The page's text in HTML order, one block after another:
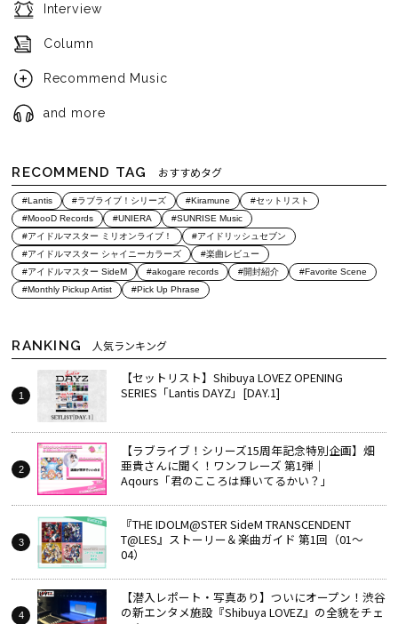
Interview
Column
Recommend Music
and more
RECOMMEND TAG おすすめタグ
#Lantis #ラブライブ！シリーズ #Kiramune
#セットリスト
#MoooD Records
#UNIERA
#SUNRISE Music
#アイドルマスター ミリオンライブ！
#アイドリッシュセブン
#アイドルマスター シャイニーカラーズ
#楽曲レビュー
#アイドルマスター SideM
#akogare records #開封紹介
#Favorite Scene
#Monthly Pickup Artist
#Pick Up Phrase
RANKING 人気ランキング
【セットリスト】Shibuya LOVEZ OPENING
SERIES「Lantis DAYZ」[DAY.1]
【ラブライブ！シリーズ15周年記念特別企画】畑
亜貴さんに聞く！ワンフレーズ 第1弾｜
Aqours「君のこころは輝いてるかい？」
『THE IDOLM@STER SideM TRANSCENDENT
T@LES』ストーリー＆楽曲ガイド 第1回（01～
04）
【潜入レポート・写真あり】ついにオープン！渋谷
の新エンタメ施設『Shibuya LOVEZ』の全貌をチェ